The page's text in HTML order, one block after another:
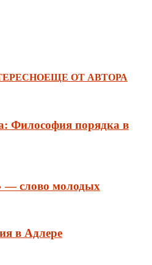
ЕЩЕ ОТ АВТОРА
Философия порядка в
— слово молодых
в Адлере